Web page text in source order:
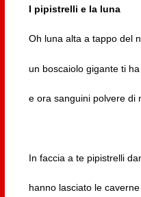
I pipistrelli e la luna
Oh luna alta a tappo del
un boscaiolo gigante ti
e ora sanguini polvere di
In faccia a te pipistrelli
hanno lasciato le